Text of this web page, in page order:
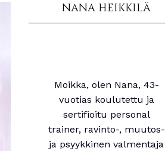
NANA HEIKKILÄ
Moikka, olen Nana, 43-
vuotias koulutettu ja
sertifioitu personal
trainer, ravinto-, muutos-
ja psyykkinen valmentaja